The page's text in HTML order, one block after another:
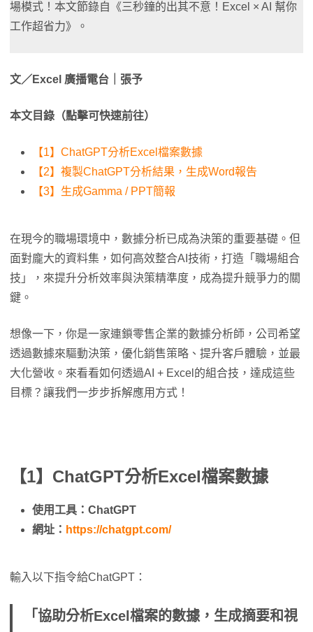
場模式！本文節錄自《三秒鐘的出其不意！Excel × AI 幫你
工作超省力》。
文／Excel 廣播電台｜張予
本文目錄（點擊可快速前往）
【1】ChatGPT分析Excel檔案數據
【2】複製ChatGPT分析結果，生成Word報告
【3】生成Gamma / PPT簡報
在現今的職場環境中，數據分析已成為決策的重要基礎。但
面對龐大的資料集，如何高效整合AI技術，打造「職場組合
技」，來提升分析效率與決策精準度，成為提升競爭力的關
鍵。
想像一下，你是一家連鎖零售企業的數據分析師，公司希望
透過數據來驅動決策，優化銷售策略、提升客戶體驗，並最
大化營收。來看看如何透過AI + Excel的組合技，達成這些
目標？讓我們一步步拆解應用方式！
【1】ChatGPT分析Excel檔案數據
使用工具：ChatGPT
網址： https://chatgpt.com/
輸入以下指令給ChatGPT：
「協助分析Excel檔案的數據，生成摘要和視